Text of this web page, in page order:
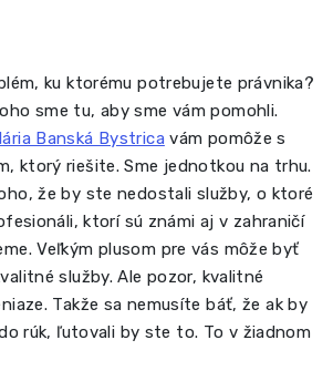
ku ktorému potrebujete právnika?
sme tu, aby sme vám pomohli.
Banská Bystrica vám pomôže s
ktorý riešite. Sme jednotkou na trhu.
že by ste nedostali služby, o ktoré
ktorí sú známi aj v zahraničí
Veľkým plusom pre vás môže byť
služby. Ale pozor, kvalitné
Takže sa nemusíte báť, že ak by
rúk, ľutovali by ste to. To v žiadnom